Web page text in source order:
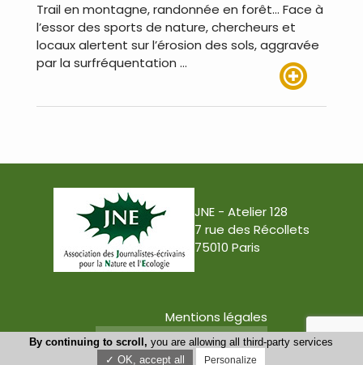
Trail en montagne, randonnée en forêt… Face à
l’essor des sports de nature, chercheurs et
locaux alertent sur l’érosion des sols, aggravée
par la surfréquentation …
JNE - Atelier 128
7 rue des Récollets
75010 Paris
Mentions légales
Conception : Tabula Rasa
By continuing to scroll, you are allowing all third-party services
✓ OK, accept all
Personalize